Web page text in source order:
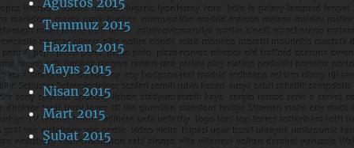
Temmuz 2015
Haziran 2015
Mayıs 2015
Nisan 2015
Mart 2015
Şubat 2015